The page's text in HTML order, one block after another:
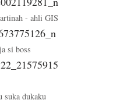
- ahli GIS
si boss
suka dukaku